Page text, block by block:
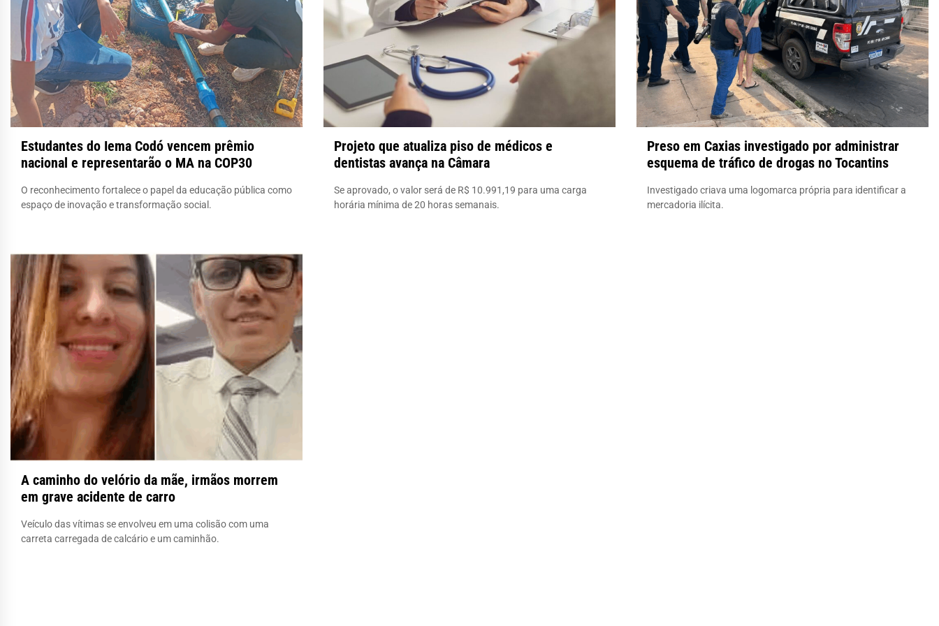
Estudantes do Iema Codó vencem prêmio
nacional e representarão o MA na COP30
O reconhecimento fortalece o papel da educação pública como
espaço de inovação e transformação social.
Projeto que atualiza piso de médicos e
dentistas avança na Câmara
Se aprovado, o valor será de R$ 10.991,19 para uma carga
horária mínima de 20 horas semanais.
Preso em Caxias investigado por administrar
esquema de tráfico de drogas no Tocantins
Investigado criava uma logomarca própria para identificar a
mercadoria ilícita.
A caminho do velório da mãe, irmãos morrem
em grave acidente de carro
Veículo das vítimas se envolveu em uma colisão com uma
carreta carregada de calcário e um caminhão.